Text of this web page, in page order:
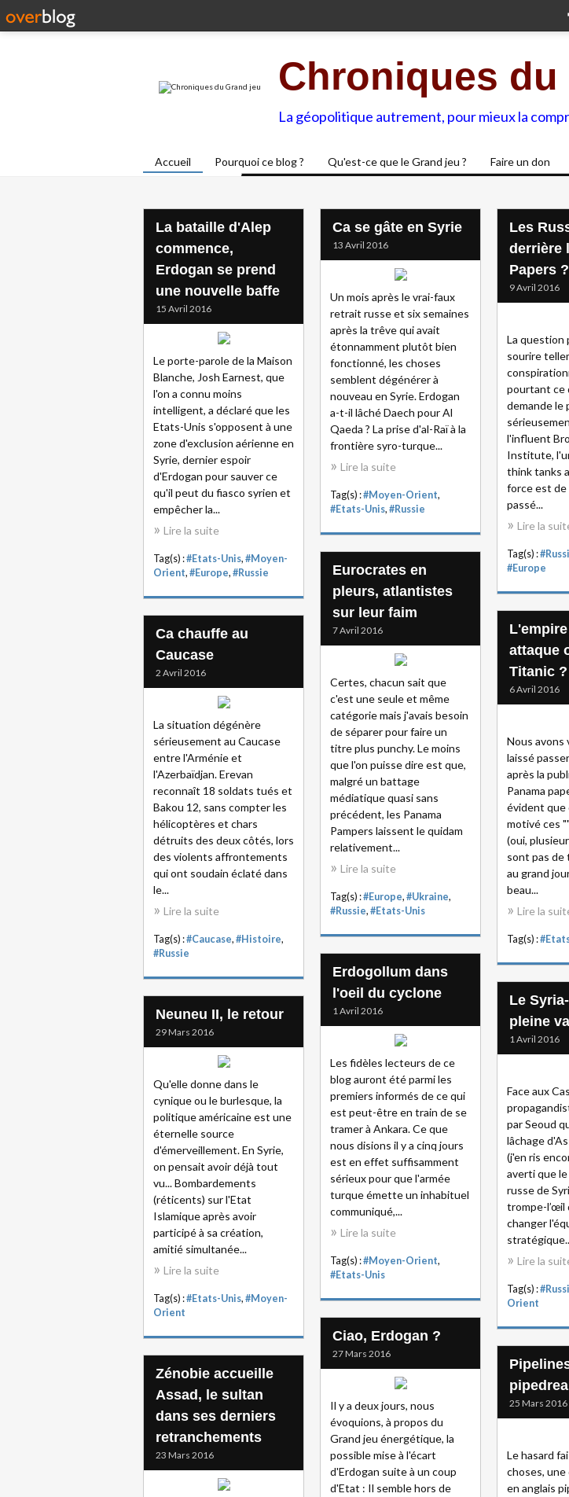
Chroniques du
La géopolitique autrement, pour mieux la
Accueil Pourquoi ce blog ? Qu'est-ce que le Grand jeu ? Faire un don
La bataille d'Alep
commence,
Erdogan se prend
une nouvelle baffe
15 Avril 2016
Le porte-parole de la Maison
Blanche, Josh Earnest, que
l'on a connu moins
intelligent, a déclaré que les
Etats-Unis s'opposent à une
zone d'exclusion aérienne en
Syrie, dernier espoir
d'Erdogan pour sauver ce
qu'il peut du fiasco syrien et
empêcher la...
Lire la suite
Tag(s) :#Etats-Unis, #Moyen-
Orient, #Europe, #Russie
Ca se gâte en Syrie
13 Avril 2016
Un mois après le vrai-faux
retrait russe et six semaines
après la trêve qui avait
étonnamment plutôt bien
fonctionné, les choses
semblent dégénérer à
nouveau en Syrie. Erdogan
a-t-il lâché Daech pour Al
Qaeda ? La prise d'al-Raï à la
frontière syro-turque...
Lire la suite
Tag(s) :#Moyen-Orient,
#Etats-Unis, #Russie
Les
derrière
Papers ?
9 Avril 2016
La question
sourire
pourtant ce
demande le
l'influent
Institute,
think tanks
force est
passé...
Lire la
Tag(s) :
#Europe
Eurocrates en
pleurs, atlantistes
sur leur faim
7 Avril 2016
Certes, chacun sait que
c'est une seule et même
catégorie mais j'avais besoin
de séparer pour faire un
titre plus punchy. Le moins
que l'on puisse dire est que,
malgré un battage
médiatique quasi sans
précédent, les Panama
Pampers laissent le quidam
relativement...
Lire la suite
Tag(s) :#Europe, #Ukraine,
#Russie, #Etats-Unis
attaque
Titanic ?
6 Avril 2016
Nous avons
laissé
après la
Panama
évident que
motivé ces
(oui,
sont pas de
au grand
beau...
Lire la
Tag(s) :
Ca chauffe au
Caucase
2 Avril 2016
La situation dégénère
sérieusement au Caucase
entre l'Arménie et
l'Azerbaïdjan. Erevan
reconnaît 18 soldats tués et
Bakou 12, sans compter les
hélicoptères et chars
détruits des deux côtés, lors
des violents affrontements
qui ont soudain éclaté dans
le...
Lire la suite
Tag(s) :#Caucase, #Histoire,
#Russie
Erdogollum dans
l'oeil du cyclone
1 Avril 2016
Les fidèles lecteurs de ce
blog auront été parmi les
premiers informés de ce qui
est peut-être en train de se
tramer à Ankara. Ce que
nous disions il y a cinq jours
est en effet suffisamment
sérieux pour que l'armée
turque émette un inhabituel
communiqué,...
Lire la suite
Tag(s) :#Moyen-Orient,
#Etats-Unis
Le
pleine
1 Avril 2016
Face aux
par Seoud
lâchage
(j'en ris
averti que
russe de
trompe-l’œil
changer
Lire la
Tag(s) :
Orient
Neuneu II, le retour
29 Mars 2016
Qu'elle donne dans le
cynique ou le burlesque, la
politique américaine est une
éternelle source
d'émerveillement. En Syrie,
on pensait avoir déjà tout
vu... Bombardements
(réticents) sur l'Etat
Islamique après avoir
participé à sa création,
amitié simultanée...
Lire la suite
Tag(s) :#Etats-Unis, #Moyen-
Orient
Ciao, Erdogan ?
27 Mars 2016
Il y a deux jours, nous
évoquions, à propos du
Grand jeu énergétique, la
possible mise à l'écart
d'Erdogan suite à un coup
d'Etat : Il semble hors de
25 Mars 2016
Le hasard
choses,
en anglais
Zénobie accueille
Assad, le sultan
dans ses derniers
retranchements
23 Mars 2016